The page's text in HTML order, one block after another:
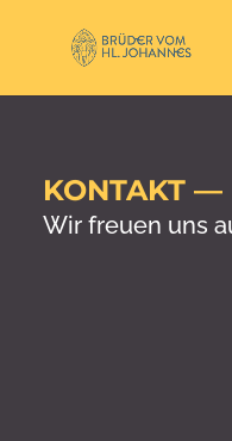
KONTAKT —
Wir freuen uns